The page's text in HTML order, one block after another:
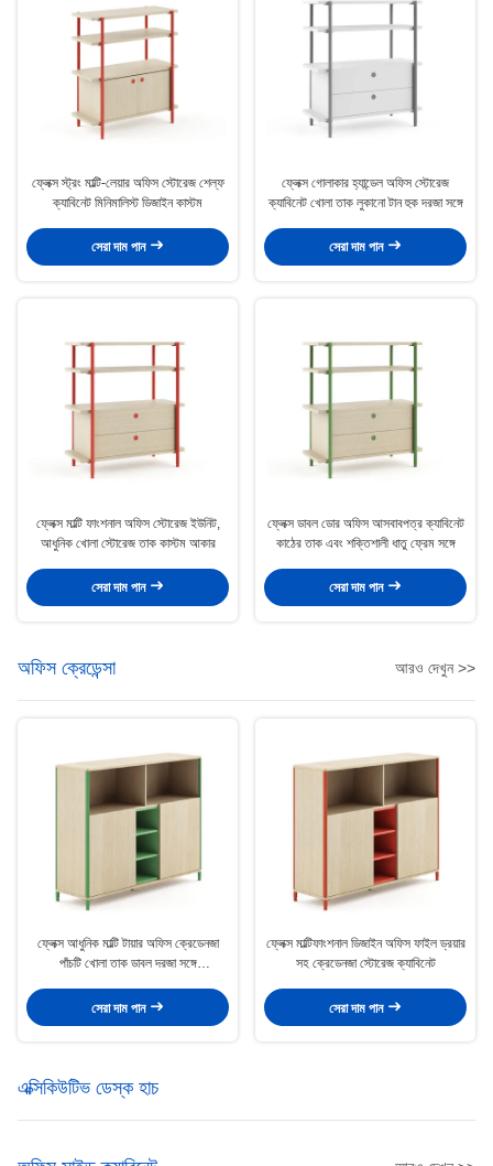
ফ্লেক্স স্ট্রং মাল্টি-লেয়ার অফিস স্টোরেজ শেল্ফ
ক্যাবিনেট মিনিমালিস্ট ডিজাইন কাস্টম
সেরা দাম পান
ফ্লেক্স গোলাকার হ্যান্ডেল অফিস স্টোরেজ
ক্যাবিনেট খোলা তাক লুকানো টান হুক দরজা সঙ্গে
সেরা দাম পান
ফ্লেক্স মাল্টি ফাংশনাল অফিস স্টোরেজ ইউনিট,
আধুনিক খোলা স্টোরেজ তাক কাস্টম আকার
সেরা দাম পান
ফ্লেক্স ডাবল ডোর অফিস আসবাবপত্র ক্যাবিনেট
কাঠের তাক এবং শক্তিশালী ধাতু ফ্রেম সঙ্গে
সেরা দাম পান
অফিস ক্রেডেন্সা আরও দেখুন >>
ফ্লেক্স আধুনিক মাল্টি টায়ার অফিস ক্রেডেনজা
পাঁচটি খোলা তাক ডাবল দরজা সঙ্গে
সেরা দাম পান
ফ্লেক্স মাল্টিফাংশনাল ডিজাইন অফিস ফাইল ড্রয়ার
সহ ক্রেডেনজা স্টোরেজ ক্যাবিনেট
সেরা দাম পান
এক্সিকিউটিভ ডেস্ক হাচ